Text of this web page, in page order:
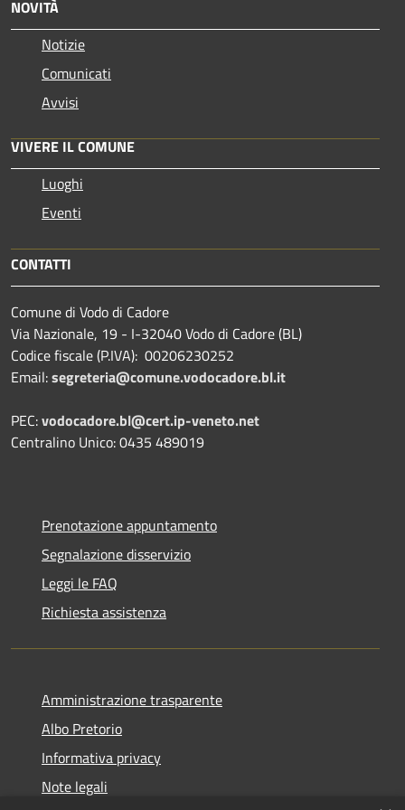
NOVITÀ
Notizie
Comunicati
Avvisi
VIVERE IL COMUNE
Luoghi
Eventi
CONTATTI
Comune di Vodo di Cadore
Via Nazionale, 19 - I-32040 Vodo di Cadore (BL)
Codice fiscale (P.IVA): 00206230252
Email:segreteria@comune.vodocadore.bl.it
PEC:vodocadore.bl@cert.ip-veneto.net
Centralino Unico: 0435 489019
Prenotazione appuntamento
Segnalazione disservizio
Leggi le FAQ
Richiesta assistenza
Amministrazione trasparente
Albo Pretorio
Informativa privacy
Note legali